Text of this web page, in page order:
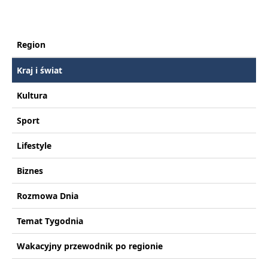
Region
Kraj i świat
Kultura
Sport
Lifestyle
Biznes
Rozmowa Dnia
Temat Tygodnia
Wakacyjny przewodnik po regionie